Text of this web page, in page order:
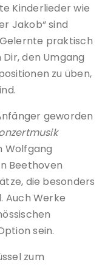
Kinderlieder wie
Jakob“ sind
praktisch
den Umgang
zu üben,
geworden
Wolfgang
Beethoven
die besonders
Auch Werke
sein.
zum